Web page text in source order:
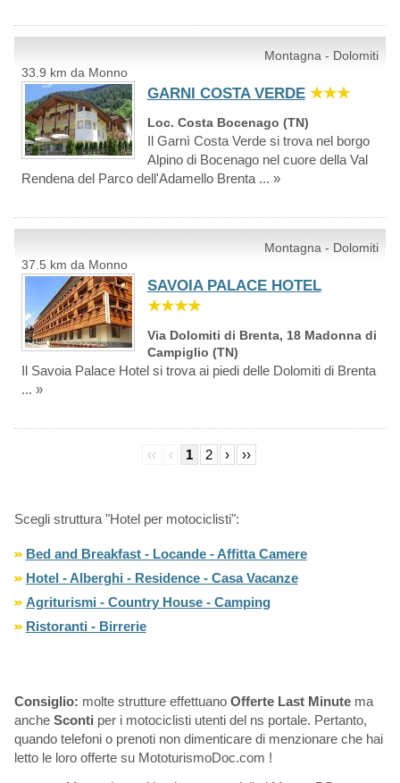
Montagna - Dolomiti
33.9 km da Monno
GARNI COSTA VERDE ★★★
Loc. Costa Bocenago (TN)
Il Garnì Costa Verde si trova nel borgo
Alpino di Bocenago nel cuore della Val
Rendena del Parco dell'Adamello Brenta ... »
Montagna - Dolomiti
37.5 km da Monno
SAVOIA PALACE HOTEL
★★★★
Via Dolomiti di Brenta, 18 Madonna di
Campiglio (TN)
Il Savoia Palace Hotel si trova ai piedi delle Dolomiti di Brenta
... »
‹‹ ‹ 1 2 › ››
Scegli struttura "Hotel per motociclisti":
Bed and Breakfast - Locande - Affitta Camere
Hotel - Alberghi - Residence - Casa Vacanze
Agriturismi - Country House - Camping
Ristoranti - Birrerie
Consiglio: molte strutture effettuano Offerte Last Minutema
anche Sconti per i motociclisti utenti del ns portale. Pertanto,
quando telefoni o prenoti non dimenticare di menzionare che hai
letto le loro offerte su MototurismoDoc.com !